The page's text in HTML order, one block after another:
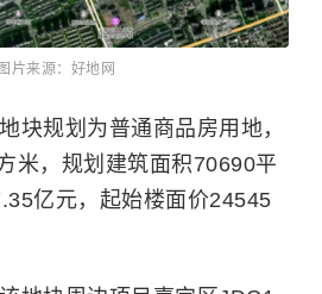
图片来源：好地网
块规划为普通商品房用地，
米，规划建筑面积70690平
亿元，起始楼面价24545